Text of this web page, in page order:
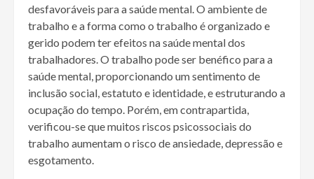
desfavoráveis para a saúde mental. O ambiente de
trabalho e a forma como o trabalho é organizado e
gerido podem ter efeitos na saúde mental dos
trabalhadores. O trabalho pode ser benéfico para a
saúde mental, proporcionando um sentimento de
inclusão social, estatuto e identidade, e estruturando a
ocupação do tempo. Porém, em contrapartida,
verificou-se que muitos riscos psicossociais do
trabalho aumentam o risco de ansiedade, depressão e
esgotamento.